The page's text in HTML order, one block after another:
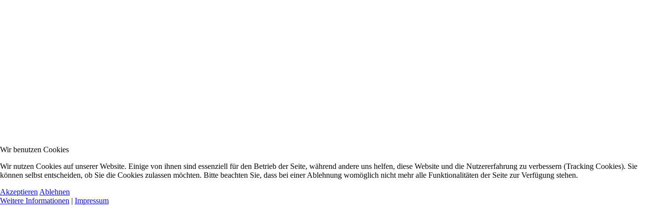
Wir benutzen Cookies
Wir nutzen Cookies auf unserer Website. Einige von ihnen sind essenziell für den Betrieb der Seite, während andere uns helfen, diese Website und die Nutzererfahrung zu verbessern (Tracking Cookies). Sie
können selbst entscheiden, ob Sie die Cookies zulassen möchten. Bitte beachten Sie, dass bei einer Ablehnung womöglich nicht mehr alle Funktionalitäten der Seite zur Verfügung stehen.
Akzeptieren Ablehnen
Weitere Informationen | Impressum